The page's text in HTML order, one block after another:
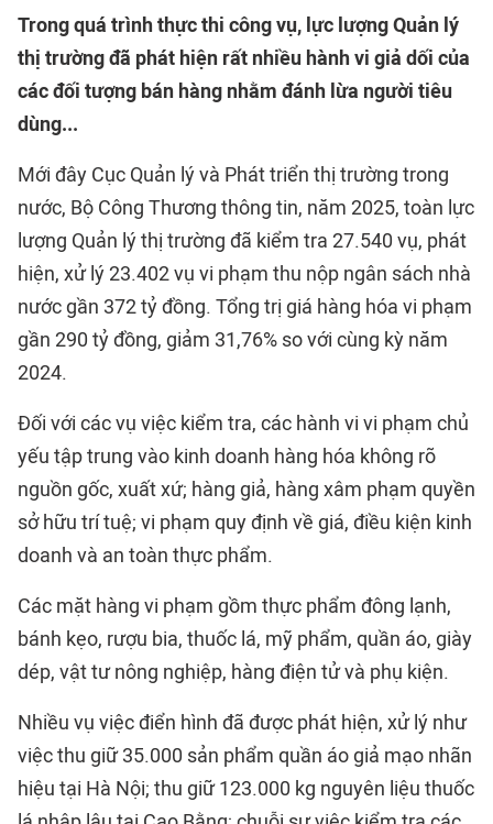
Trong quá trình thực thi công vụ, lực lượng Quản lý
thị trường đã phát hiện rất nhiều hành vi giả dối của
các đối tượng bán hàng nhằm đánh lừa người tiêu
dùng...
Mới đây Cục Quản lý và Phát triển thị trường trong
nước, Bộ Công Thương thông tin, năm 2025, toàn lực
lượng Quản lý thị trường đã kiểm tra 27.540 vụ, phát
hiện, xử lý 23.402 vụ vi phạm thu nộp ngân sách nhà
nước gần 372 tỷ đồng. Tổng trị giá hàng hóa vi phạm
gần 290 tỷ đồng, giảm 31,76% so với cùng kỳ năm
2024.
Đối với các vụ việc kiểm tra, các hành vi vi phạm chủ
yếu tập trung vào kinh doanh hàng hóa không rõ
nguồn gốc, xuất xứ; hàng giả, hàng xâm phạm quyền
sở hữu trí tuệ; vi phạm quy định về giá, điều kiện kinh
doanh và an toàn thực phẩm.
Các mặt hàng vi phạm gồm thực phẩm đông lạnh,
bánh kẹo, rượu bia, thuốc lá, mỹ phẩm, quần áo, giày
dép, vật tư nông nghiệp, hàng điện tử và phụ kiện.
Nhiều vụ việc điển hình đã được phát hiện, xử lý như
việc thu giữ 35.000 sản phẩm quần áo giả mạo nhãn
hiệu tại Hà Nội; thu giữ 123.000 kg nguyên liệu thuốc